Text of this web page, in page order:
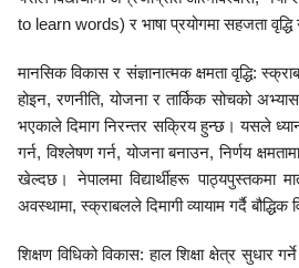
to learn words) र भाषा प्रयोगमा सहजता वृद्धि
मानसिक विकास र संज्ञानात्मक क्षमता वृद्धि:
होइन, रणनीति, योजना र तार्किक सोचको
भएकाले दिमाग निरन्तर सक्रिय हुन्छ। यसले
गर्न, विश्लेषण गर्न, योजना बनाउन, निर्णय
खेल्दछ। नेपालमा विद्यार्थीहरू पाठ्यपुस्तकमा
अवस्थामा, स्क्राबलले दिमागी व्यायाम गर्दै बौद्धिक
शिक्षण विधिको विकास: हाल शिक्षा क्षेत्र सुधार